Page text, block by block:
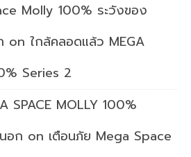
Molly 100% ระวังของ
on ใกล้คลอดแล้ว MEGA
Series 2
SPACE MOLLY 100%
อก on เตือนภัย Mega Space